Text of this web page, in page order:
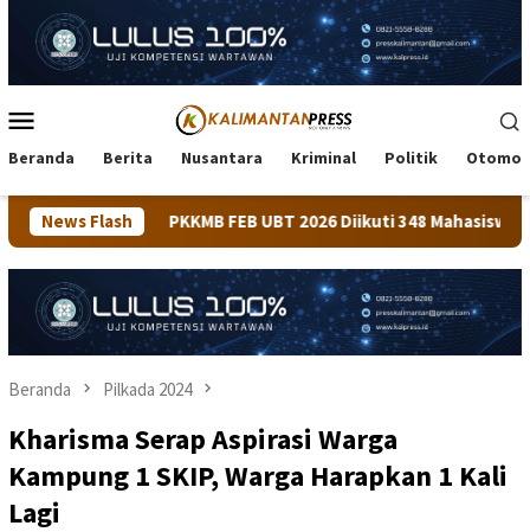
konten
Mobile
Beranda Berita Nusantara Kriminal Politik
News Flash
FEB UBT 2026 Diikuti 348 Mahasiswa, Dirangkaikan dengan
Beranda Pilkada 2024
Kharisma Serap Aspirasi Warga
Kampung 1 SKIP, Warga Harapkan 1 Kali
Lagi